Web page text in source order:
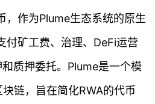
，作为Plume生态系统的原生
付矿工费、治理、DeFi运营
质押委托。Plume是一个模
链，旨在简化RWA的代币